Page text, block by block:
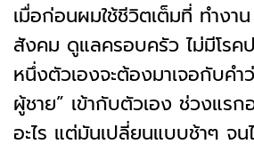
เมื่อก่อนผมใช้ชีวิตเต็มที่ ทำงา
สังคม ดูแลครอบครัว ไม่มีโรค
หนึ่งตัวเองจะต้องมาเจอกับค
ผู้ชาย” เข้ากับตัวเอง ช่วงแรก
อะไร แต่มันเปลี่ยนแบบช้าๆ จ